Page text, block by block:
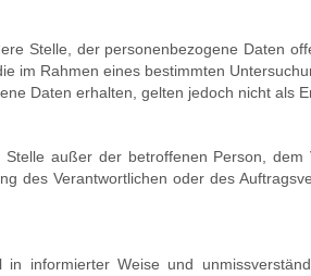
Stelle, der personenbezogene Daten
im Rahmen eines bestimmten
Daten erhalten, gelten jedoch nicht als
außer der betroffenen Person, dem
des Verantwortlichen oder des
informierter Weise und